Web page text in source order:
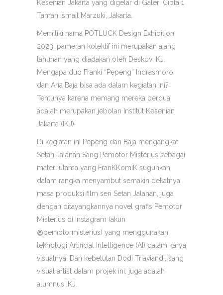
Kesenian Jakarta yang digelar di Galeri Cipta 1
Taman Ismail Marzuki, Jakarta.
Memiliki nama POTLUCK Design Exhibition
2023, pameran kolektif ini merupakan ajang
tahunan yang diadakan oleh Deskov IKJ.
Mengapa duo Franki “Pepeng” Indrasmoro
dan Aria Baja bisa ada dalam kegiatan ini?
Tentunya karena memang mereka berdua
adalah merupakan jebolan Institut Kesenian
Jakarta (IKJ).
Di kegiatan ini Pepeng dan Baja mengangkat
Setan Jalanan Sang Pemotor Misterius sebagai
materi utama yang FranKKomiK suguhkan,
dalam rangka menyambut semakin dekatnya
masa produksi film seri Setan Jalanan, juga
dengan ditayangkannya novel grafis Pemotor
Misterius di Instagram (akun
@pemotormisterius) yang menggunakan
teknologi Artificial Intelligence (AI) dalam karya
visualnya. Dan kebetulan Dodi Triaviandi, sang
visual artist dalam projek ini, juga adalah
alumnus IKJ.